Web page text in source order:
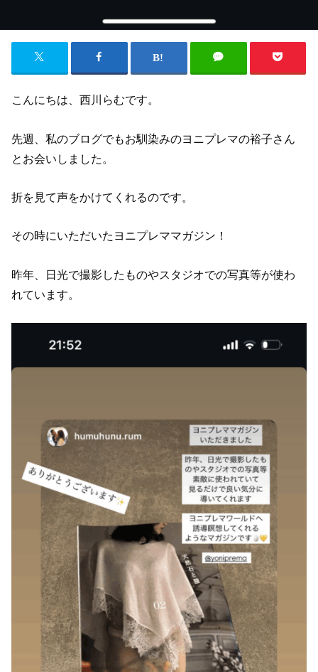
こんにちは、西川らむです。
先週、私のブログでもお馴染みのヨニプレマの裕子さん
とお会いしました。
折を見て声をかけてくれるのです。
その時にいただいたヨニプレママガジン！
昨年、日光で撮影したものやスタジオでの写真等が使わ
れています。